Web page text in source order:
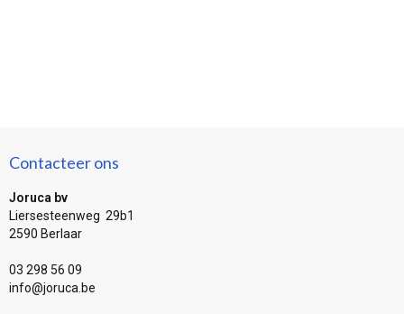
Contacteer ons
Joruca bv
Liersesteenweg 29b1
2590 Berlaar
03 298 56 09
info@joruca.be